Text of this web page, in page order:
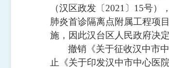
（汉区政发 〔 2021 〕 15号）
肺炎首诊隔离点附属工程项
施 ， 因此汉台区人民政府决定
撤销《关于征收汉中市
止《关于印发汉中市中心医